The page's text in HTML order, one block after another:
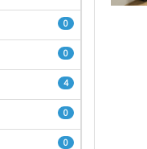
0
0
4
0
0